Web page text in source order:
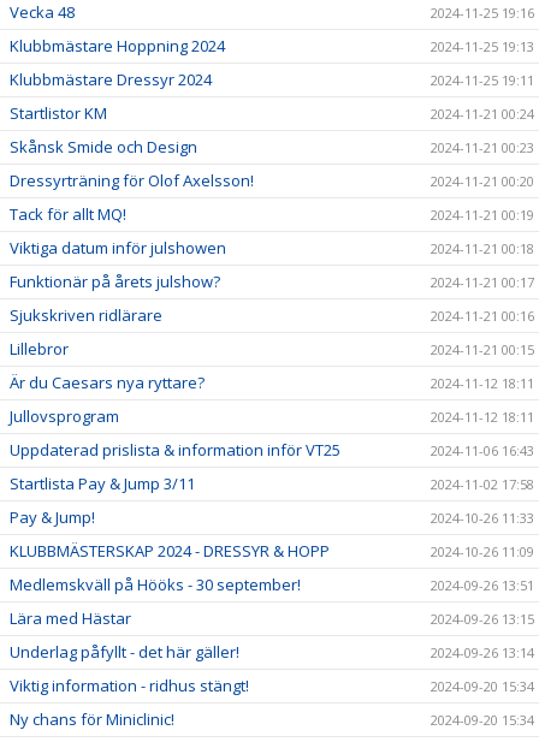
Vecka 48 2024-11-25 19:16
Klubbmästare Hoppning 2024 2024-11-25 19:13
Klubbmästare Dressyr 2024 2024-11-25 19:11
Startlistor KM 2024-11-21 00:24
Skånsk Smide och Design 2024-11-21 00:23
Dressyrträning för Olof Axelsson! 2024-11-21 00:20
Tack för allt MQ! 2024-11-21 00:19
Viktiga datum inför julshowen 2024-11-21 00:18
Funktionär på årets julshow? 2024-11-21 00:17
Sjukskriven ridlärare 2024-11-21 00:16
Lillebror 2024-11-21 00:15
Är du Caesars nya ryttare? 2024-11-12 18:11
Jullovsprogram 2024-11-12 18:11
Uppdaterad prislista & information inför VT25 2024-11-06 16:43
Startlista Pay & Jump 3/11 2024-11-02 17:58
Pay & Jump! 2024-10-26 11:33
KLUBBMÄSTERSKAP 2024 - DRESSYR & HOPP 2024-10-26 11:09
Medlemskväll på Hööks - 30 september! 2024-09-26 13:51
Lära med Hästar 2024-09-26 13:15
Underlag påfyllt - det här gäller! 2024-09-26 13:14
Viktig information - ridhus stängt! 2024-09-20 15:34
Ny chans för Miniclinic! 2024-09-20 15:34